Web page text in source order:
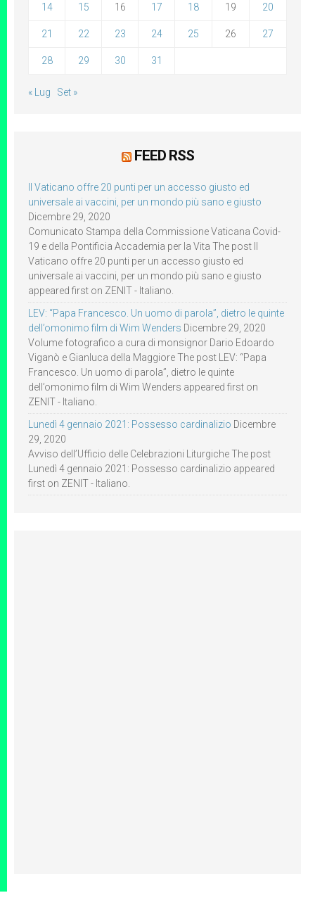
14 15 16 17 18 19 20
21 22 23 24 25 26 27
28 29 30 31
« Lug Set »
FEED RSS
Il Vaticano offre 20 punti per un accesso giusto ed
universale ai vaccini, per un mondo più sano e giusto
Dicembre 29, 2020
Comunicato Stampa della Commissione Vaticana Covid-
19 e della Pontificia Accademia per la Vita The post Il
Vaticano offre 20 punti per un accesso giusto ed
universale ai vaccini, per un mondo più sano e giusto
appeared first on ZENIT - Italiano.
LEV: “Papa Francesco. Un uomo di parola”, dietro le quinte
dell’omonimo film di Wim Wenders Dicembre 29, 2020
Volume fotografico a cura di monsignor Dario Edoardo
Viganò e Gianluca della Maggiore The post LEV: “Papa
Francesco. Un uomo di parola”, dietro le quinte
dell’omonimo film di Wim Wenders appeared first on
ZENIT - Italiano.
Lunedì 4 gennaio 2021: Possesso cardinalizio Dicembre
29, 2020
Avviso dell’Ufficio delle Celebrazioni Liturgiche The post
Lunedì 4 gennaio 2021: Possesso cardinalizio appeared
first on ZENIT - Italiano.